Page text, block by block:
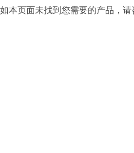
本页面未找到您需要的产品，请